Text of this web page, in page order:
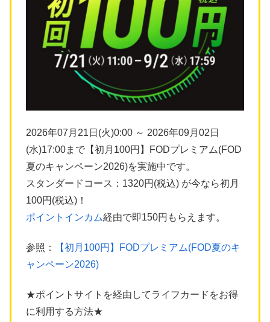
2026年07月21日(火)0:00 ～ 2026年09月02日
(水)17:00まで【初月100円】FODプレミアム(FOD
夏のキャンペーン2026)を実施中です。
スタンダードコース：1320円(税込) が今なら初月
100円(税込)！
ポイントインカム経由で即150円もらえます。
参照：
【初月100円】FODプレミアム(FOD夏のキ
ャンペーン2026)
★ポイントサイトを経由してライフカードをお得
に利用する方法★